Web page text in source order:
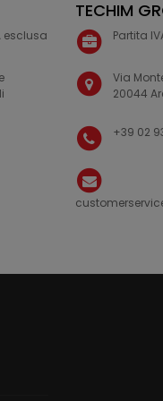
esclusa
TECHIM
Partita
Via
20044
+39 02